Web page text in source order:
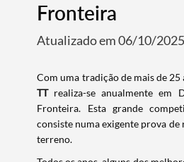
Fronteira
Atualizado em 06/10/2025
Com uma tradição de mais de 25
TTrealiza-se anualmente em
Fronteira. Esta grande
consiste numa exigente prova
terreno.